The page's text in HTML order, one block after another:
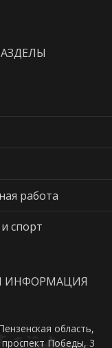
работа
спорт
ИНФОРМАЦИЯ
область,
проспект Победы, 3